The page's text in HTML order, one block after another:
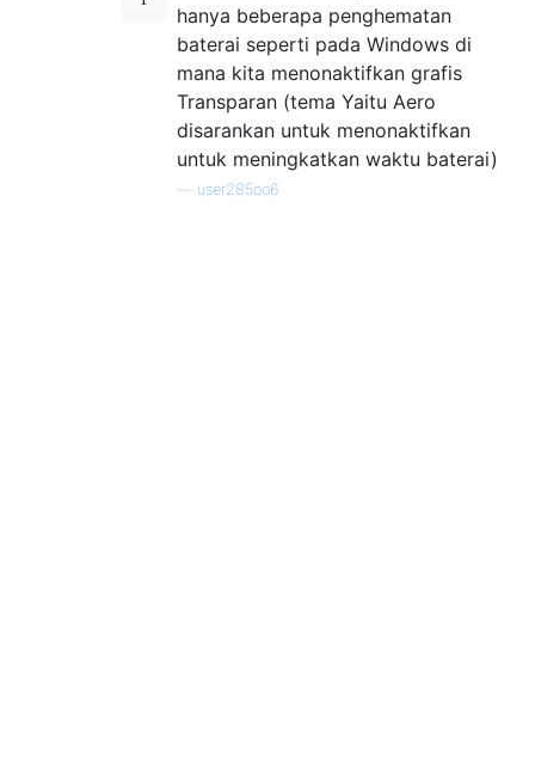
hanya beberapa penghematan
baterai seperti pada Windows di
mana kita menonaktifkan grafis
Transparan (tema Yaitu Aero
disarankan untuk menonaktifkan
untuk meningkatkan waktu baterai)
user285oo6